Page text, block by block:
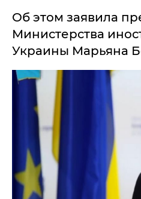
Об этом заявила
Министерства
Украины Марьяна